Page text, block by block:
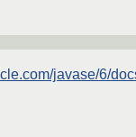
javase/6/